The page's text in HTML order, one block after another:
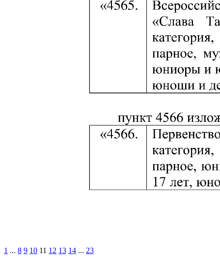
1 ... 8 9 10 11 12 13 14 ... 23